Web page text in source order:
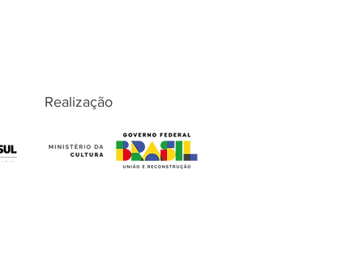
Realização